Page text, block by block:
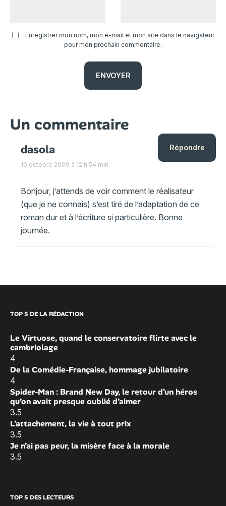
Enregistrer mon nom, mon e-mail et mon site dans le navigateur
pour mon prochain commentaire.
Un commentaire
dasola
19 octobre 2009 à 12 h 54 min
Bonjour, j’attends de voir comment le réalisateur
(que je ne connais) s’est tiré de l’adaptation de ce
roman dur et à l’écriture si particulière. Bonne
journée.
Répondre
TOP 5 DE LA RÉDACTION
Le Virtuose, quand le conservatoire flirte avec le
cambriolage
4
De la Comédie-Française, hommage jubilatoire
4
Spider-Man : Brand New Day, le retour d’un héros
qu’on avait presque oublié d’aimer
3.5
L’attachement, la vie à tout prix
3.5
Je n’ai pas peur, la misère face à la morale
3.5
TOP 5 DES LECTEURS